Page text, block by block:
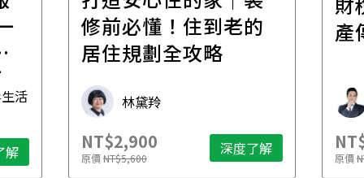
活
解
修前必懂！住到老的
居住規劃全攻略
林黛羚
NT$2,900
原價NT$5,600 深度了解
產
原價